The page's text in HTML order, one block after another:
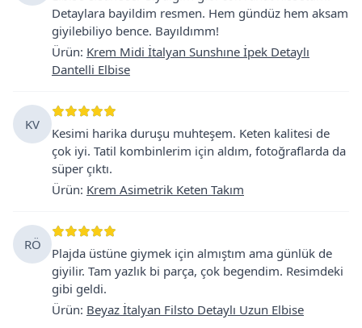
Detaylara bayildim resmen. Hem gündüz hem aksam
giyilebiliyo bence. Bayıldımm!
Ürün: Krem Midi İtalyan Sunshıne İpek Detaylı
Dantelli Elbise
KV
Kesimi harika duruşu muhteşem. Keten kalitesi de
çok iyi. Tatil kombinlerim için aldım, fotoğraflarda da
süper çıktı.
Ürün: Krem Asimetrik Keten Takım
RÖ
Plajda üstüne giymek için almıştım ama günlük de
giyilir. Tam yazlık bi parça, çok begendim. Resimdeki
gibi geldi.
Ürün: Beyaz İtalyan Filsto Detaylı Uzun Elbise